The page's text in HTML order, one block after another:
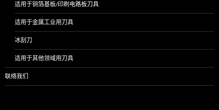
适用于铜箔基板/印刷电路板刀具
适用于金属工业用刀具
冰刮刀
适用于其他领域用刀具
联络我们